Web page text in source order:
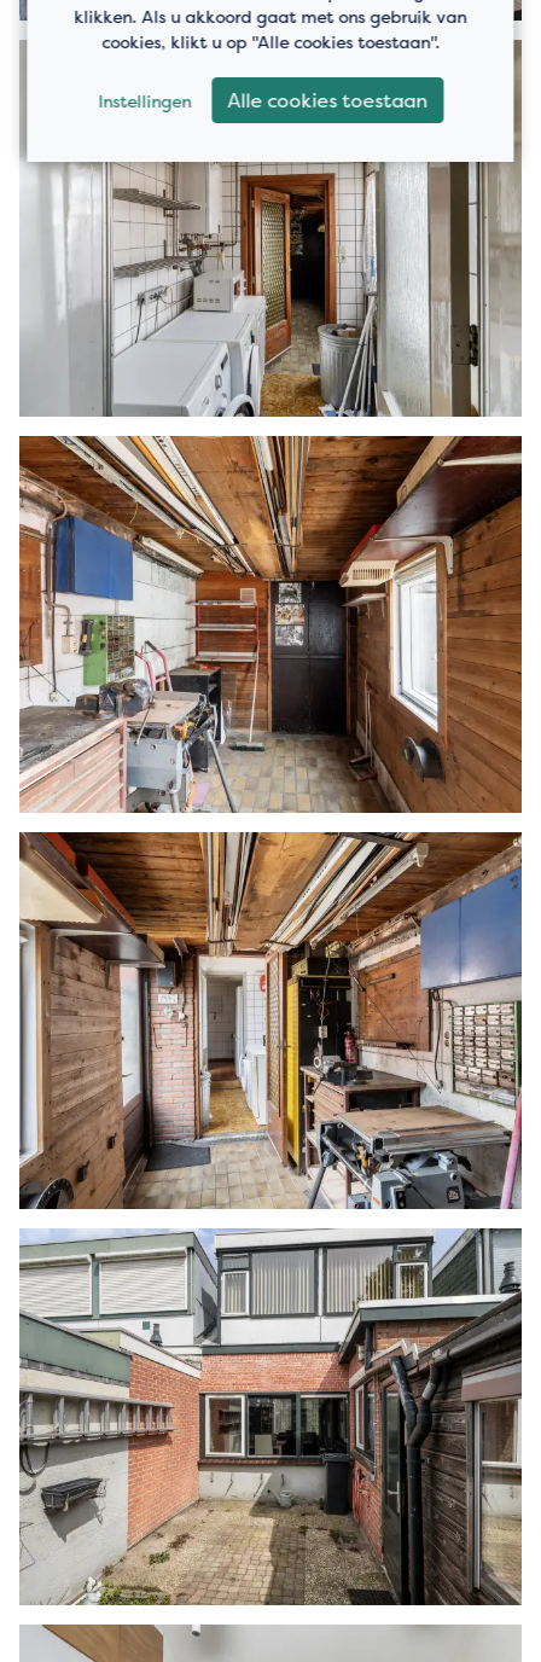
klikken. Als u akkoord gaat met ons gebruik van
cookies, klikt u op "Alle cookies toestaan".
Instellingen Alle cookies toestaan